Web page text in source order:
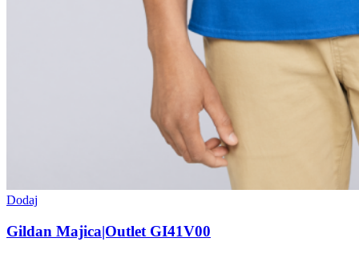
Dodaj
Gildan Majica|Outlet GI41V00